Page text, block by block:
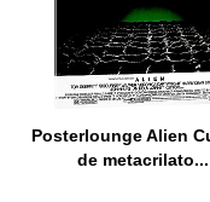
Posterlounge Alien
de metacrilato...